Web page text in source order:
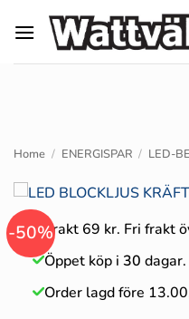
Home / ENERGISPAR / LED-
-50%Frakt 69 kr. Fri frakt
Öppet köp i 30 dagar.
Order lagd före